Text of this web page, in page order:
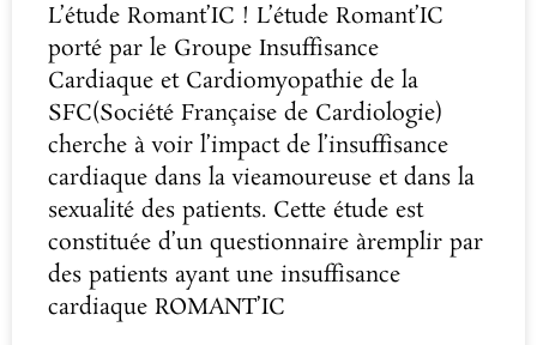
L’étude Romant’IC ! L’étude Romant’IC
porté par le Groupe Insuffisance
Cardiaque et Cardiomyopathie de la
SFC(Société Française de Cardiologie)
cherche à voir l’impact de l’insuffisance
cardiaque dans la vieamoureuse et dans la
sexualité des patients. Cette étude est
constituée d’un questionnaire àremplir par
des patients ayant une insuffisance
cardiaque ROMANT’IC